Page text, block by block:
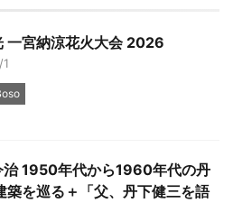
一宮納涼花火大会 2026
治 1950年代から1960年代の丹
築を巡る＋「父、丹下健三を語